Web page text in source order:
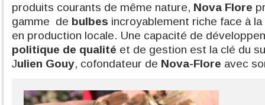
produits courants de même nature, Nova Flore
gamme de bulbes incroyablement riche face à
en production locale. Une capacité de
politique de qualité et de gestion est la clé du
Julien Gouy, cofondateur de Nova-Flore avec